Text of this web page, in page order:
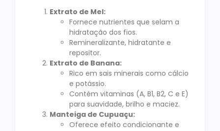
Extrato de Mel:
Fornece nutrientes que selam a
hidratação dos fios.
Remineralizante, hidratante e
repositor.
Extrato de Banana:
Rico em sais minerais como cálcio
e potássio.
Contém vitaminas (A, B1, B2, C e E)
para suavidade, brilho e maciez.
Manteiga de Cupuaçu:
Oferece efeito condicionante e